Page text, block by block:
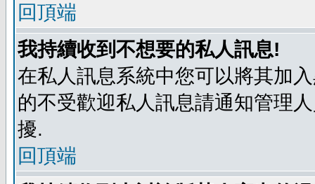
回頂端
我持續收到不想要的私人訊息!
在私人訊息系統中您可以將其加
的不受歡迎私人訊息請通知管理
擾.
回頂端